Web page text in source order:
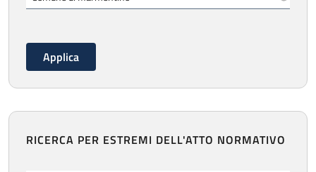
RICERCA PER ESTREMI DELL'ATTO NORMATIVO